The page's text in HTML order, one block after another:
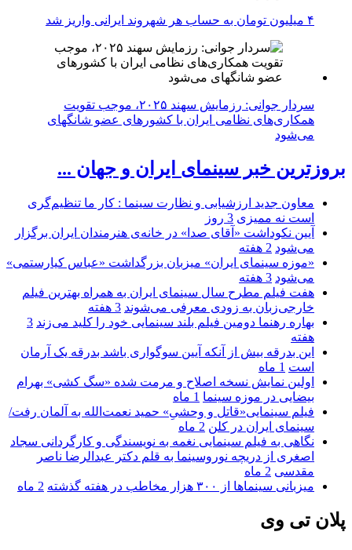
۴ میلیون تومان به حساب هر شهروند ایرانی واریز شد
سردار جوانی: رزمایش سهند ۲۰۲۵، موجب تقویت
همکاری‌های نظامی ایران با کشور‌های عضو شانگهای
می‌شود
بروزترین خبر سینمای ایران و جهان ...
معاون جدید ارزشیابی و نظارت سینما : کار ما تنظیم‌گری
است نه ممیزی 3 روز
آیین نکوداشت «آقای صدا» در خانه‌ی هنرمندان ایران برگزار
می‌شود 2 هفته
«موزه سینمای ایران» میزبان بزرگداشت «عباس کیارستمی»
می‌شود 3 هفته
هفت فیلم مطرح سال سینمای ایران به همراه بهترین فیلم
خارجی‌زبان به زودی معرفی می‌شوند 3 هفته
بهاره رهنما دومین فیلم بلند سینمایی خود را کلید می‌زند 3
هفته
این بدرقه بیش از آنکه آیین سوگواری باشد بدرقه یک آرمان
است 1 ماه
اولین نمایش نسخه اصلاح و مرمت شده «سگ کشی» بهرام
بیضایی در موزه سینما 1 ماه
فیلم سینمایی«قاتل و وحشیِ» حمید نعمت‌الله به آلمان رفت/
سینمای ایران در کلن 2 ماه
نگاهی به فیلم سینمایی نغمه به نویسندگی و کارگردانی سجاد
اصغری از دریچه نوروسینما به قلم دکتر عبدالرضا ناصر
مقدسی 2 ماه
میزبانی سینماها از ۳۰۰ هزار مخاطب در هفته گذشته
2 ماه
پلان تی وی